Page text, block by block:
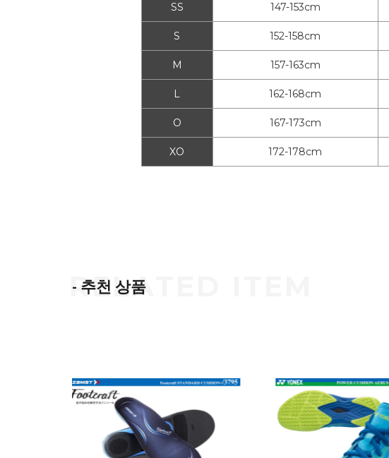
SS 147-153cm
S 152-158cm
M 157-163cm
L 162-168cm
O 167-173cm
XO 172-178cm
- 추천 상품